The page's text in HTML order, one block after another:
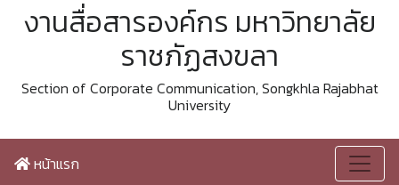
งานสื่อสารองค์กร มหาวิทยาลัย
ราชภัฏสงขลา
Section of Corporate Communication, Songkhla Rajabhat
University
หน้าแรก